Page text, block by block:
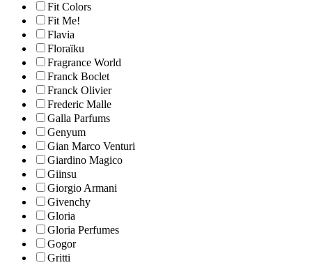
Fit Colors
Fit Me!
Flavia
Floraïku
Fragrance World
Franck Boclet
Franck Olivier
Frederic Malle
Galla Parfums
Genyum
Gian Marco Venturi
Giardino Magico
Giinsu
Giorgio Armani
Givenchy
Gloria
Gloria Perfumes
Gogor
Gritti